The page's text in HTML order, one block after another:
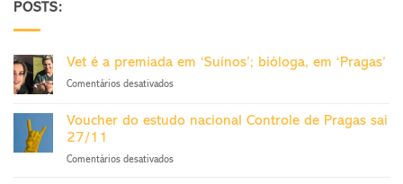
POSTS:
Vet é a premiada em ‘Suínos’; bióloga, em ‘Pragas’
Comentários desativadosem
é
em
Voucher do estudo nacional Controle de Pragas sai
27/11
Comentários desativadosem